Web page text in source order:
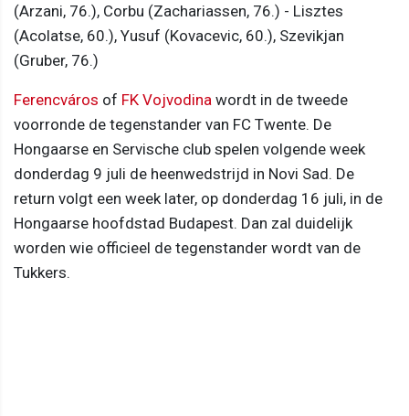
(Arzani, 76.), Corbu (Zachariassen, 76.) - Lisztes
(Acolatse, 60.), Yusuf (Kovacevic, 60.), Szevikjan
(Gruber, 76.)
Ferencváros of FK Vojvodina wordt in de tweede
voorronde de tegenstander van FC Twente. De
Hongaarse en Servische club spelen volgende week
donderdag 9 juli de heenwedstrijd in Novi Sad. De
return volgt een week later, op donderdag 16 juli, in de
Hongaarse hoofdstad Budapest. Dan zal duidelijk
worden wie officieel de tegenstander wordt van de
Tukkers.